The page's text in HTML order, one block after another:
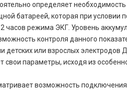
определяет
батареей, которая при условии
часов режима ЭКГ. Уровень
контроля данного
детских или взрослых электродов
свои параметры, исходя из
возможность подключения